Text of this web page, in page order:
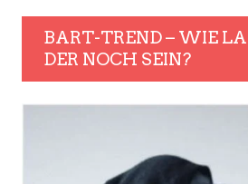
BART-TREND – WIE
DER NOCH SEIN?